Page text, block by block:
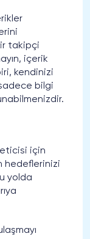
takipçi
içerik
kendinizi
bilgi
için
hedeflerinizi
yolda